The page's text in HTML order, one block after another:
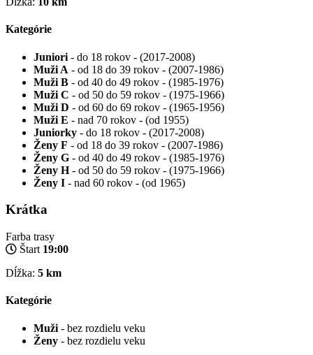
Kategórie
Juniori - do 18 rokov - (2017-2008)
Muži A - od 18 do 39 rokov - (2007-1986)
Muži B - od 40 do 49 rokov - (1985-1976)
Muži C - od 50 do 59 rokov - (1975-1966)
Muži D - od 60 do 69 rokov - (1965-1956)
Muži E - nad 70 rokov - (od 1955)
Juniorky - do 18 rokov - (2017-2008)
Ženy F - od 18 do 39 rokov - (2007-1986)
Ženy G - od 40 do 49 rokov - (1985-1976)
Ženy H- od 50 do 59 rokov - (1975-1966)
Ženy I - nad 60 rokov - (od 1965)
Krátka
Farba trasy
Štart 19:00
Dĺžka: 5 km
Kategórie
Muži - bez rozdielu veku
Ženy - bez rozdielu veku